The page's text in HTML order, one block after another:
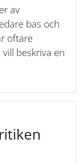
av
bas och
oftare
beskriva en